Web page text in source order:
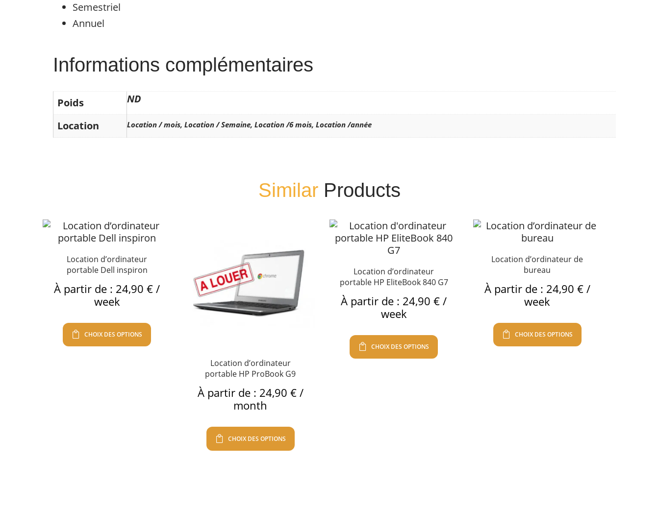
Semestriel
Annuel
Informations complémentaires
Poids ND
Location Location / mois, Location / Semaine, Location /6 mois, Location /année
Similar Products
Location d’ordinateur
portable Dell inspiron
À partir de : 24,90€ /
week
CHOIX DES OPTIONS
Location d’ordinateur
portable HP ProBook G9
À partir de : 24,90 € /
month
CHOIX DES OPTIONS
Location d’ordinateur
portable HP EliteBook 840 G7
À partir de : 24,90€ /
week
CHOIX DES OPTIONS
Location d’ordinateur de
bureau
À partir de : 24,90 € /
week
CHOIX DES OPTIONS